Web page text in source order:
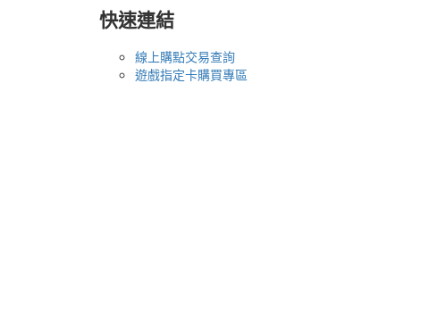
快速連結
線上購點交易查詢
遊戲指定卡購買專區